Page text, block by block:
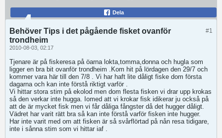
Dela
#1
Behöver Tips i det pågående fisket ovanför
trondheim
2010-08-03, 02:17
Tjenare är på fiskeresa på öarna lokta,tomma,donna och hugla som
ligger en bra bit ovanför trondheim .Kom hit på lördagen den 29/7 och
kommer vara här till den 7/8 . Vi har haft lite dåligt fiske dom första
dagarna och kan inte förstå riktigt varför .
Vi hittar stora stim på ekolod men dom flesta fisken vi drar upp krokas
så den verkar inte hugga. Iomed att vi krokar fisk idikerar ju också på
att de är mycket fisk men vi får dåliga fångster då det hugger dåligt.
Vädret har varit rätt bra så kan inte förstå varför fisken inte hugger.
Har inte varit med om att fisken är så svårflörtad på nån resa tidigare,
inte i sånna stim som vi hittar iaf .